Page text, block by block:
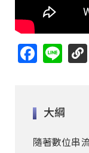
Facebook
Line
大綱
隨著數位串